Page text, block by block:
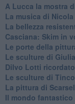
A Lucca la mostra
​La musica di
​La bellezza
​Casciana: Skim in
​Le porte della
​Le sculture di
​Dilvo Lotti
​Le sculture di
La pittura di
​Il mondo fantastico